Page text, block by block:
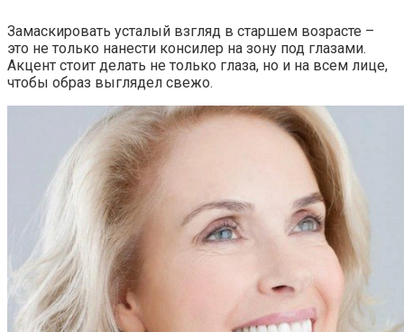
Замаскировать усталый взгляд в старшем возрасте –
это не только нанести консилер на зону под глазами.
Акцент стоит делать не только глаза, но и на всем лице,
чтобы образ выглядел свежо.